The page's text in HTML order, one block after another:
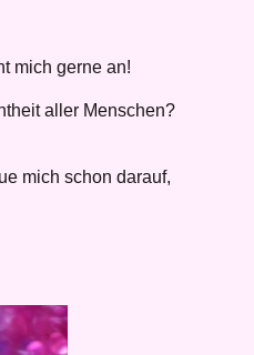
mich gerne an!
aller Menschen?
mich schon darauf,